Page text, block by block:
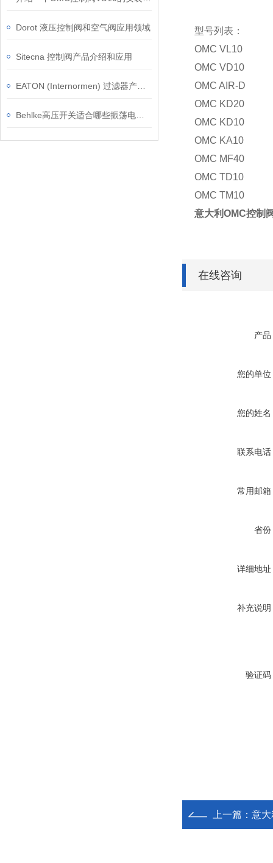
Dorot 液压控制阀和空气阀应用领域
Sitecna 控制阀产品介绍和应用
型号列表：
OMC VL10
OMC VD10
OMC AIR-D
OMC KD20
OMC KD10
OMC KA10
OMC MF40
OMC TD10
OMC TM10
意大利OMC控制
在线咨询
产品
您的单位
您的姓名
联系电话
常用邮箱
省份
详细地址
补充说明
验证码
上一篇： 意